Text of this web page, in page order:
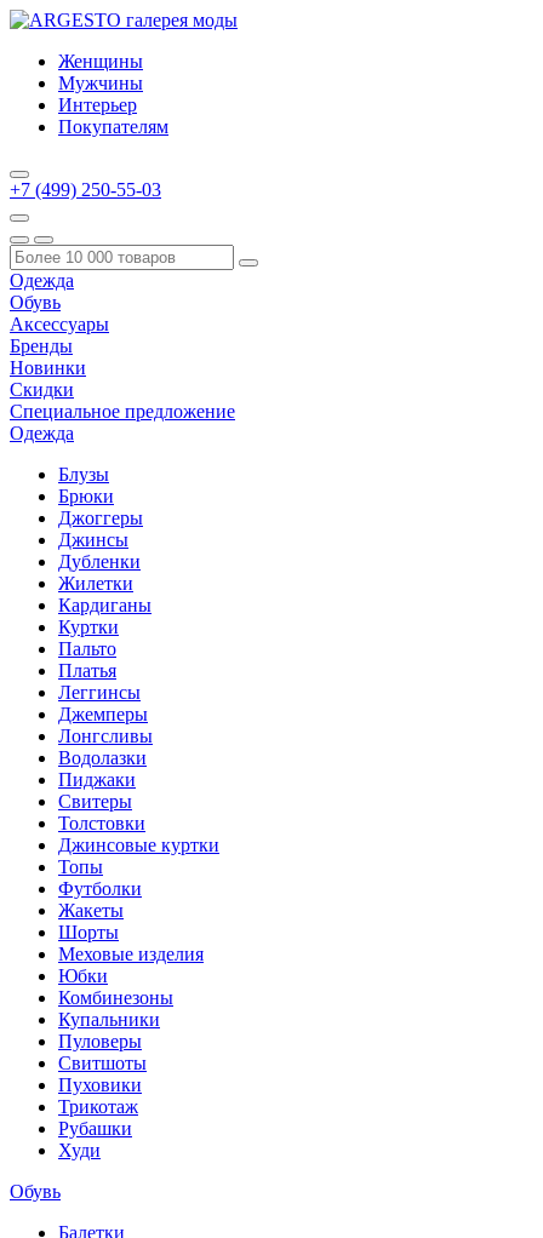
Женщины
Мужчины
Интерьер
Покупателям
+7 (499) 250-55-03
Одежда
Обувь
Аксессуары
Бренды
Новинки
Скидки
Специальное предложение
Одежда
Блузы
Брюки
Джоггеры
Джинсы
Дубленки
Жилетки
Кардиганы
Куртки
Пальто
Платья
Леггинсы
Джемперы
Лонгсливы
Водолазки
Пиджаки
Свитеры
Толстовки
Джинсовые куртки
Топы
Футболки
Жакеты
Шорты
Меховые изделия
Юбки
Комбинезоны
Купальники
Пуловеры
Свитшоты
Пуховики
Трикотаж
Рубашки
Худи
Обувь
Балетки